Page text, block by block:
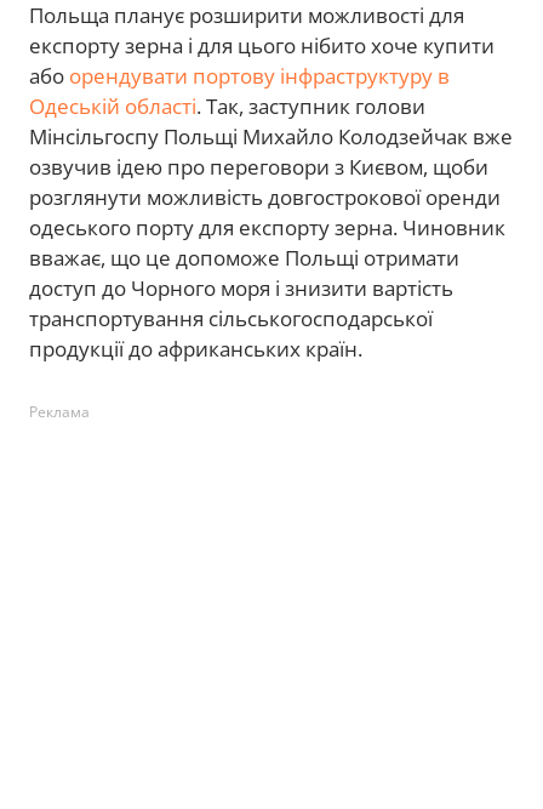
Польща планує розширити можливості для
експорту зерна і для цього нібито хоче купити
або орендувати портову інфраструктуру в
Одеській області. Так, заступник голови
Мінсільгоспу Польщі Михайло Колодзейчак вже
озвучив ідею про переговори з Києвом, щоби
розглянути можливість довгострокової оренди
одеського порту для експорту зерна. Чиновник
вважає, що це допоможе Польщі отримати
доступ до Чорного моря і знизити вартість
транспортування сільськогосподарської
продукції до африканських країн.
Реклама